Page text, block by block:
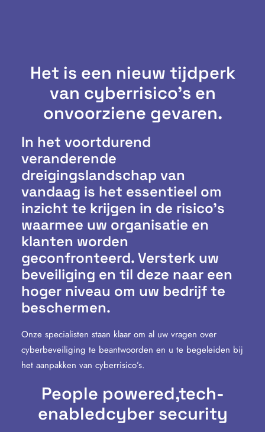
Het is een nieuw tijdperk
van cyberrisico's en
onvoorziene gevaren.
In het voortdurend
veranderende
dreigingslandschap van
vandaag is het essentieel om
inzicht te krijgen in de risico’s
waarmee uw organisatie en
klanten worden
geconfronteerd. Versterk uw
beveiliging en til deze naar een
hoger niveau om uw bedrijf te
beschermen.
Onze specialisten staan klaar om al uw vragen over
cyberbeveiliging te beantwoorden en u te begeleiden bij
het aanpakken van cyberrisico’s.
People powered,tech-
enabledcyber security